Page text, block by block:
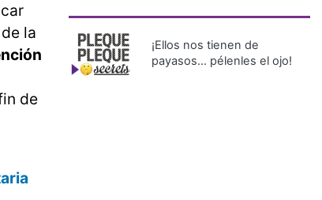
la
de
¡Ellos nos tienen de
payasos… pélenles el ojo!